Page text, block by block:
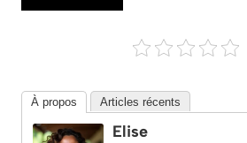
À propos Articles récents
Elise